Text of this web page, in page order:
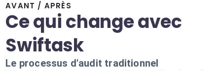
AVANT / APRÈS
Ce qui change avec
Swiftask
Le processus d'audit traditionnel